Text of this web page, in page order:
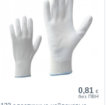
0,81 €
без ПВН